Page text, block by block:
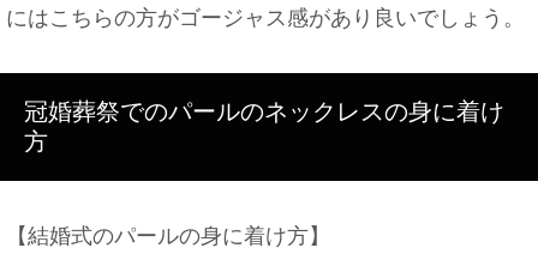
にはこちらの方がゴージャス感があり良いでしょう。
冠婚葬祭でのパールのネックレスの身に着け
方
【結婚式のパールの身に着け方】